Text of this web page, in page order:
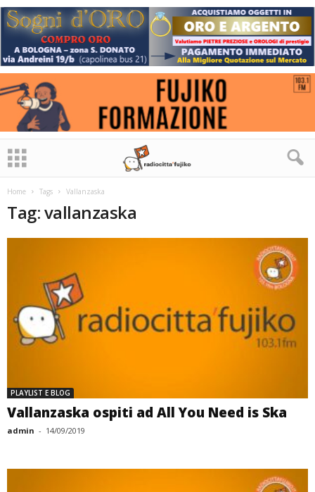
Home Tags Vallanzaska
Tag: vallanzaska
PLAYLIST E BLOG
Vallanzaska ospiti ad All You Need is Ska
admin - 14/09/2019